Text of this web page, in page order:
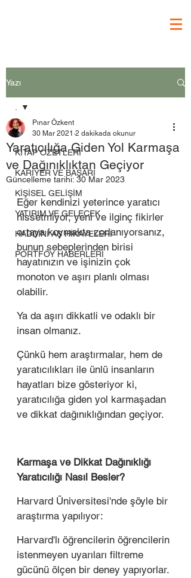
Yazı
.
KİTAP ÖZETLERİ
KARİYER VE BAŞARI
KİŞİSEL GELİŞİM
YATIRIM VE GELECEK
HADDİNİ AŞ HİKAYELERİ
PORTFÖY HABERLERİ
Yaratıcılığa Giden Yol Karmaşa
ve Dağınıklıktan Geçiyor
Pınar Özkent
30 Mar 2021 2 dakikada okunur
Güncelleme tarihi: 30 Mar 2023
Eğer kendinizi yeterince yaratıcı
hissetmiyor, yeni ve ilginç fikirler
ortaya koymakta zorlanıyorsanız,
bunun sebeplerinden birisi
hayatınızın ve işinizin çok
monoton ve aşırı planlı olması
olabilir.
Ya da aşırı dikkatli ve odaklı bir
insan olmanız.
Çünkü hem araştırmalar, hem de
yaratıcılıkları ile ünlü insanların
hayatları bize gösteriyor ki,
yaratıcılığa giden yol karmaşadan
ve dikkat dağınıklığından geçiyor.
Karmaşa ve Dikkat Dağınıklığı
Yaratıcılığı Nasıl Besler?
Harvard Üniversitesi'nde şöyle bir
araştırma yapılıyor:
Harvard'lı öğrencilerin öğrencilerin
istenmeyen uyarıları filtreme
gücünü ölçen bir deney yapıyorlar.